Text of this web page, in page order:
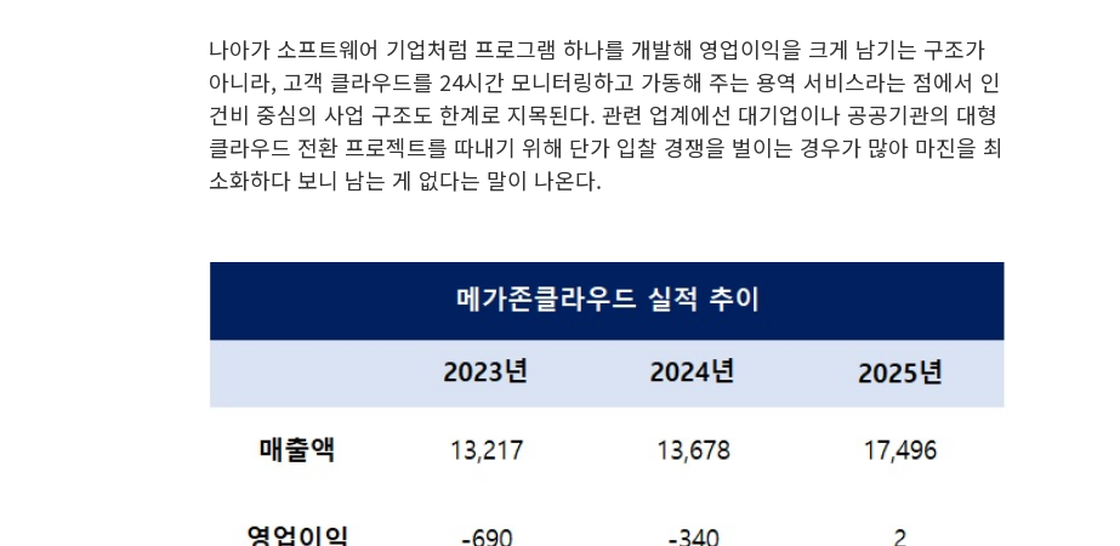
나아가 소프트웨어 기업처럼 프로그램 하나를 개발해 영업이익을 크게 남기는 구조가
아니라, 고객 클라우드를 24시간 모니터링하고 가동해 주는 용역 서비스라는 점에서 인
건비 중심의 사업 구조도 한계로 지목된다. 관련 업계에선 대기업이나 공공기관의 대형
클라우드 전환 프로젝트를 따내기 위해 단가 입찰 경쟁을 벌이는 경우가 많아 마진을 최
소화하다 보니 남는 게 없다는 말이 나온다.